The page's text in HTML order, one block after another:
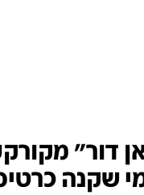
דור"
שקנה